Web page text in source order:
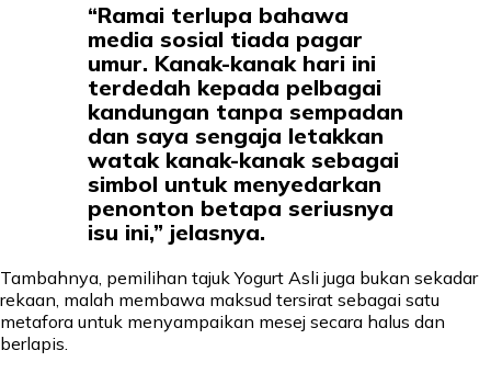
“Ramai terlupa bahawa
media sosial tiada pagar
umur. Kanak-kanak hari ini
terdedah kepada pelbagai
kandungan tanpa sempadan
dan saya sengaja letakkan
watak kanak-kanak sebagai
simbol untuk menyedarkan
penonton betapa seriusnya
isu ini,” jelasnya.
Tambahnya, pemilihan tajuk Yogurt Asli juga bukan sekadar
rekaan, malah membawa maksud tersirat sebagai satu
metafora untuk menyampaikan mesej secara halus dan
berlapis.